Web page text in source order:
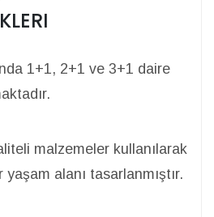
1+1, 2+1 ve 3+1 daire
malzemeler kullanılarak
alanı tasarlanmıştır.